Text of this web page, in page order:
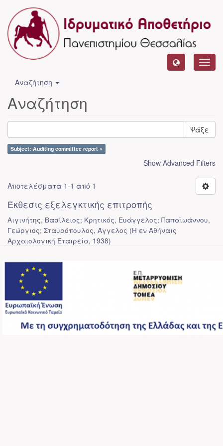
Αναζήτηση
Αναζήτηση
Ψάξε
Subject: Auditing committee report ×
Show Advanced Filters
Αποτελέσματα 1-1 από 1
Έκθεσις εξελεγκτικής επιτροπής
Αιγινήτης, Βασίλειος; Κρητικός, Ευάγγελος; Παπαϊωάννου,
Γεώργιος; Σταυρόπουλος, Άγγελος (Η εν Αθήναις
Αρχαιολογική Εταιρεία, 1938)